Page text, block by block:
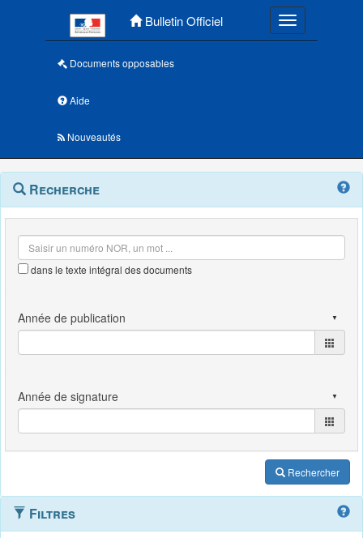
Bulletin Officiel Toggle
Documents opposables
Aide
Nouveautés
Navigation
outils
Menu
contextuel
Recherche
dans le texte intégral des documents
Rechercher
Filtres